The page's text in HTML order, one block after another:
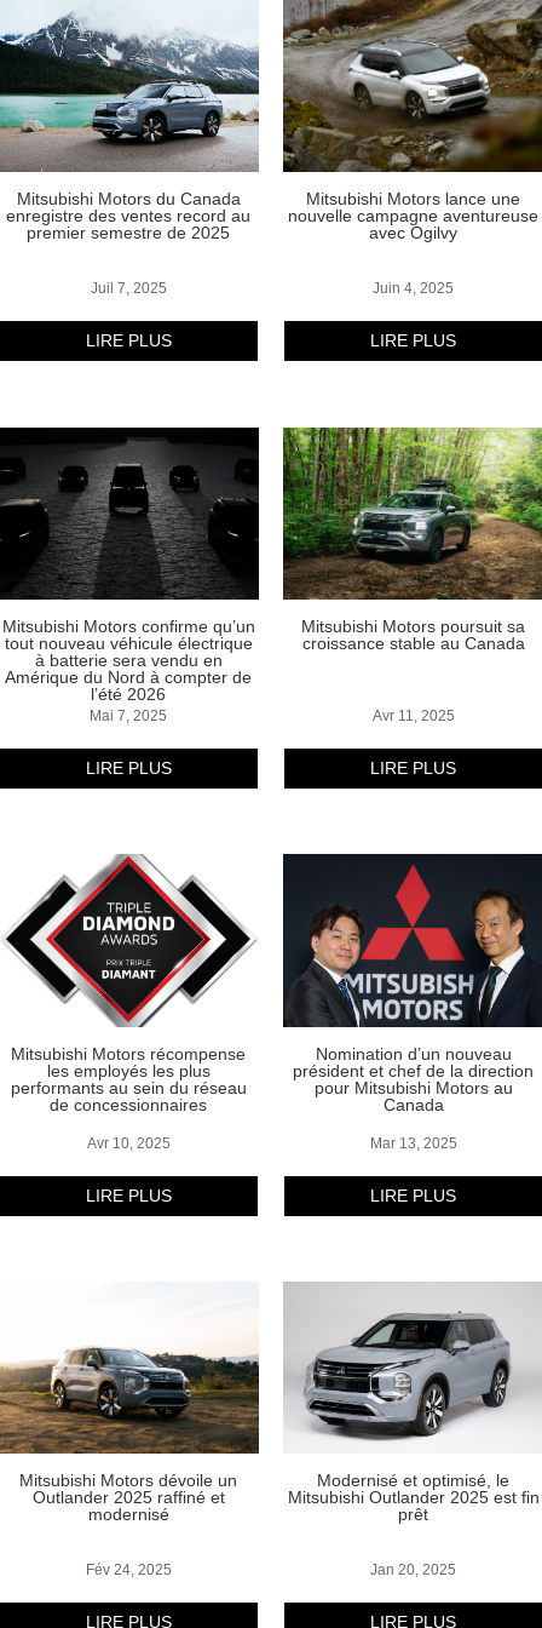
Mitsubishi Motors du Canada
enregistre des ventes record au
premier semestre de 2025
Juil 7, 2025
LIRE PLUS
Mitsubishi Motors confirme qu’un
tout nouveau véhicule électrique
à batterie sera vendu en
Amérique du Nord à compter de
l’été 2026
Mai 7, 2025
LIRE PLUS
Mitsubishi Motors récompense
les employés les plus
performants au sein du réseau
de concessionnaires
Avr 10, 2025
LIRE PLUS
Mitsubishi Motors dévoile un
Outlander 2025 raffiné et
modernisé
Fév 24, 2025
LIRE PLUS
Mitsubishi Motors lance une
nouvelle campagne aventureuse
avec Ogilvy
Juin 4, 2025
LIRE PLUS
Mitsubishi Motors poursuit sa
croissance stable au Canada
Avr 11, 2025
LIRE PLUS
Nomination d’un nouveau
président et chef de la direction
pour Mitsubishi Motors au
Canada
Mar 13, 2025
LIRE PLUS
Modernisé et optimisé, le
Mitsubishi Outlander 2025 est fin
prêt
Jan 20, 2025
LIRE PLUS